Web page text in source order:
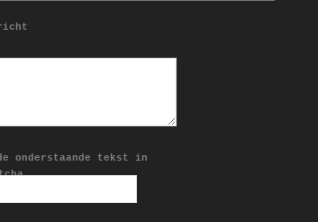
onderstaande tekst in